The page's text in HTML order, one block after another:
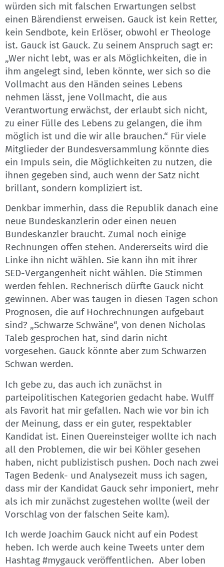
würden sich mit falschen Erwartungen selbst
einen Bärendienst erweisen. Gauck ist kein Retter,
kein Sendbote, kein Erlöser, obwohl er Theologe
ist. Gauck ist Gauck. Zu seinem Anspruch sagt er:
„Wer nicht lebt, was er als Möglichkeiten, die in
ihm angelegt sind, leben könnte, wer sich so die
Vollmacht aus den Händen seines Lebens
nehmen lässt, jene Vollmacht, die aus
Verantwortung erwächst, der erlaubt sich nicht,
zu einer Fülle des Lebens zu gelangen, die ihm
möglich ist und die wir alle brauchen.“ Für viele
Mitglieder der Bundesversammlung könnte dies
ein Impuls sein, die Möglichkeiten zu nutzen, die
ihnen gegeben sind, auch wenn der Satz nicht
brillant, sondern kompliziert ist.
Denkbar immerhin, dass die Republik danach eine
neue Bundeskanzlerin oder einen neuen
Bundeskanzler braucht. Zumal noch einige
Rechnungen offen stehen. Andererseits wird die
Linke ihn nicht wählen. Sie kann ihn mit ihrer
SED-Vergangenheit nicht wählen. Die Stimmen
werden fehlen. Rechnerisch dürfte Gauck nicht
gewinnen. Aber was taugen in diesen Tagen schon
Prognosen, die auf Hochrechnungen aufgebaut
sind? „Schwarze Schwäne“, von denen Nicholas
Taleb gesprochen hat, sind darin nicht
vorgesehen. Gauck könnte aber zum Schwarzen
Schwan werden.
Ich gebe zu, das auch ich zunächst in
parteipolitischen Kategorien gedacht habe. Wulff
als Favorit hat mir gefallen. Nach wie vor bin ich
der Meinung, dass er ein guter, respektabler
Kandidat ist. Einen Quereinsteiger wollte ich nach
all den Problemen, die wir bei Köhler gesehen
haben, nicht publizistisch pushen. Doch nach zwei
Tagen Bedenk- und Analysezeit muss ich sagen,
dass mir der Kandidat Gauck sehr imponiert, mehr
als ich mir zunächst zugestehen wollte (weil der
Vorschlag von der falschen Seite kam).
Ich werde Joachim Gauck nicht auf ein Podest
heben. Ich werde auch keine Tweets unter dem
Hashtag #mygauck veröffentlichen. Aber loben